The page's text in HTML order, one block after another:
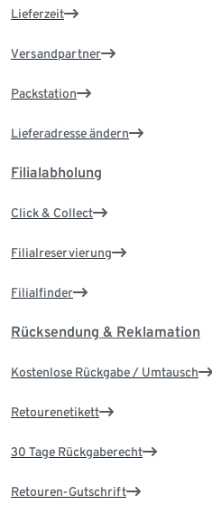
Lieferzeit
Versandpartner
Packstation
Lieferadresse ändern
Filialabholung
Click & Collect
Filialreservierung
Filialfinder
Rücksendung & Reklamation
Kostenlose Rückgabe / Umtausch
Retourenetikett
30 Tage Rückgaberecht
Retouren-Gutschrift